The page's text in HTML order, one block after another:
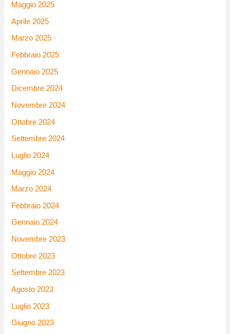
Maggio 2025
Aprile 2025
Marzo 2025
Febbraio 2025
Gennaio 2025
Dicembre 2024
Novembre 2024
Ottobre 2024
Settembre 2024
Luglio 2024
Maggio 2024
Marzo 2024
Febbraio 2024
Gennaio 2024
Novembre 2023
Ottobre 2023
Settembre 2023
Agosto 2023
Luglio 2023
Giugno 2023